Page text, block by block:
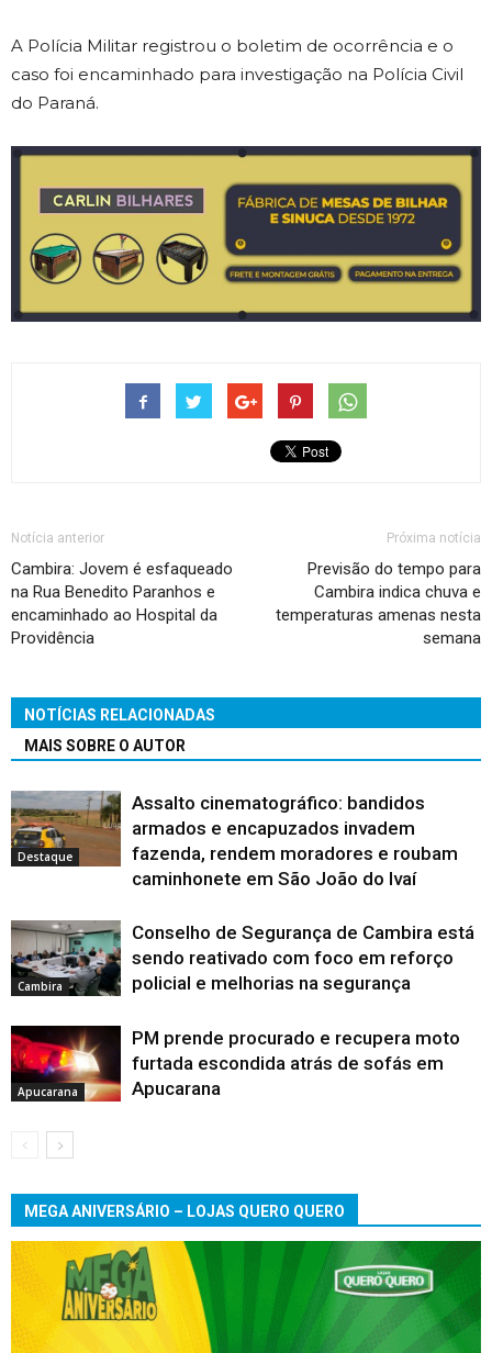
A Polícia Militar registrou o boletim de ocorrência e o
caso foi encaminhado para investigação na Polícia Civil
do Paraná.
Notícia anterior
Cambira: Jovem é esfaqueado
na Rua Benedito Paranhos e
encaminhado ao Hospital da
Providência
Próxima notícia
Previsão do tempo para
Cambira indica chuva e
temperaturas amenas nesta
semana
NOTÍCIAS RELACIONADAS
MAIS SOBRE O AUTOR
Destaque
Assalto cinematográfico: bandidos
armados e encapuzados invadem
fazenda, rendem moradores e roubam
caminhonete em São João do Ivaí
Cambira
Conselho de Segurança de Cambira está
sendo reativado com foco em reforço
policial e melhorias na segurança
Apucarana
PM prende procurado e recupera moto
furtada escondida atrás de sofás em
Apucarana
MEGA ANIVERSÁRIO – LOJAS QUERO QUERO